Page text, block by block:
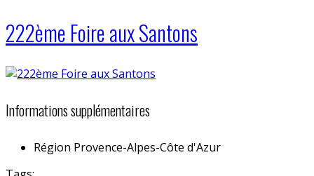
222ème Foire aux Santons
Informations supplémentaires
Région Provence-Alpes-Côte d'Azur